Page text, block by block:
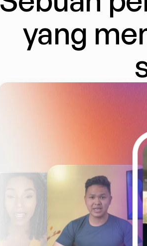
yang